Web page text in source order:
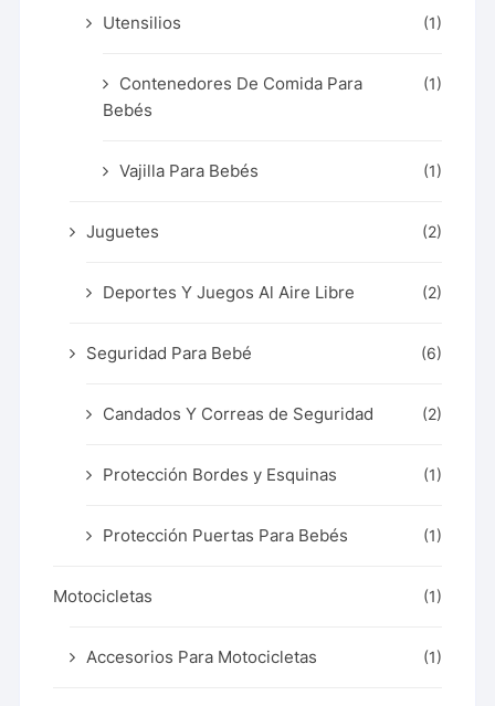
Utensilios (1)
Contenedores De Comida Para
Bebés
(1)
Vajilla Para Bebés (1)
Juguetes (2)
Deportes Y Juegos Al Aire Libre (2)
Seguridad Para Bebé (6)
Candados Y Correas de Seguridad (2)
Protección Bordes y Esquinas (1)
Protección Puertas Para Bebés (1)
Motocicletas (1)
Accesorios Para Motocicletas (1)